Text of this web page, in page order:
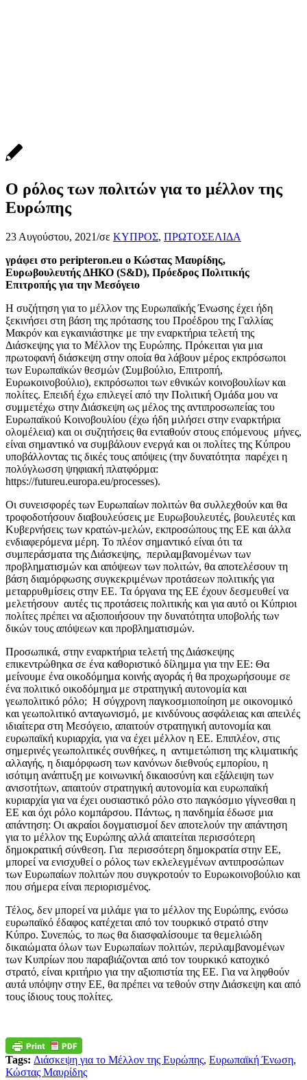
Ο ρόλος των πολιτών για το μέλλον της
Ευρώπης
23 Αυγούστου, 2021/σε ΚΥΠΡΟΣ, ΠΡΩΤΟΣΕΛΙΔΑ
γράφει στο peripteron.eu ο Κώστας Μαυρίδης,
Ευρωβουλευτής ΔΗΚΟ (S&D), Πρόεδρος Πολιτικής
Επιτροπής για την Μεσόγειο
Η συζήτηση για το μέλλον της Ευρωπαϊκής Ένωσης έχει ήδη
ξεκινήσει στη βάση της πρότασης του Προέδρου της Γαλλίας
Μακρόν και εγκαινιάστηκε με την εναρκτήρια τελετή της
Διάσκεψης για το Μέλλον της Ευρώπης. Πρόκειται για μια
πρωτοφανή διάσκεψη στην οποία θα λάβουν μέρος εκπρόσωποι
των Ευρωπαϊκών θεσμών (Συμβούλιο, Επιτροπή,
Ευρωκοινοβούλιο), εκπρόσωποι των εθνικών κοινοβουλίων και
πολίτες. Επειδή έχω επιλεγεί από την Πολιτική Ομάδα μου να
συμμετέχω στην Διάσκεψη ως μέλος της αντιπροσωπείας του
Ευρωπαϊκού Κοινοβουλίου (έχω ήδη μιλήσει στην εναρκτήρια
ολομέλεια) και οι συζητήσεις θα ενταθούν στους επόμενους μήνες,
είναι σημαντικό να συμβάλουν ενεργά και οι πολίτες της Κύπρου
υποβάλλοντας τις δικές τους απόψεις (την δυνατότητα παρέχει η
πολύγλωσση ψηφιακή πλατφόρμα:
https://futureu.europa.eu/processes).
Οι συνεισφορές των Ευρωπαίων πολιτών θα συλλεχθούν και θα
τροφοδοτήσουν διαβουλεύσεις με Ευρωβουλευτές, βουλευτές και
Κυβερνήσεις των κρατών-μελών, εκπροσώπους της ΕΕ και άλλα
ενδιαφερόμενα μέρη. Το πλέον σημαντικό είναι ότι τα
συμπεράσματα της Διάσκεψης, περιλαμβανομένων των
προβληματισμών και απόψεων των πολιτών, θα αποτελέσουν τη
βάση διαμόρφωσης συγκεκριμένων προτάσεων πολιτικής για
μεταρρυθμίσεις στην ΕΕ. Τα όργανα της ΕΕ έχουν δεσμευθεί να
μελετήσουν αυτές τις προτάσεις πολιτικής και για αυτό οι Κύπριοι
πολίτες πρέπει να αξιοποιήσουν την δυνατότητα υποβολής των
δικών τους απόψεων και προβληματισμών.
Προσωπικά, στην εναρκτήρια τελετή της Διάσκεψης
επικεντρώθηκα σε ένα καθοριστικό δίλημμα για την ΕΕ: Θα
μείνουμε ένα οικοδόμημα κοινής αγοράς ή θα προχωρήσουμε σε
ένα πολιτικό οικοδόμημα με στρατηγική αυτονομία και
γεωπολιτικό ρόλο; Η σύγχρονη παγκοσμιοποίηση με οικονομικό
και γεωπολιτικό ανταγωνισμό, με κινδύνους ασφάλειας και απειλές
ιδιαίτερα στη Μεσόγειο, απαιτούν στρατηγική αυτονομία και
ευρωπαϊκή κυριαρχία, για να έχει μέλλον η ΕΕ. Επιπλέον, στις
σημερινές γεωπολιτικές συνθήκες, η αντιμετώπιση της κλιματικής
αλλαγής, η διαμόρφωση των κανόνων διεθνούς εμπορίου, η
ισότιμη ανάπτυξη με κοινωνική δικαιοσύνη και εξάλειψη των
ανισοτήτων, απαιτούν στρατηγική αυτονομία και ευρωπαϊκή
κυριαρχία για να έχει ουσιαστικό ρόλο στο παγκόσμιο γίγνεσθαι η
ΕΕ και όχι ρόλο κομπάρσου. Πάντως, η πανδημία έδωσε μια
απάντηση: Oι ακραίοι δογματισμοί δεν αποτελούν την απάντηση
για το μέλλον της Ευρώπης αλλά απαιτείται περισσότερη
δημοκρατική σύνθεση. Για περισσότερη δημοκρατία στην ΕΕ,
μπορεί να ενισχυθεί ο ρόλος των εκλελεγμένων αντιπροσώπων
των Ευρωπαίων πολιτών που συγκροτούν το Ευρωκοινοβούλιο και
που σήμερα είναι περιορισμένος.
Τέλος, δεν μπορεί να μιλάμε για το μέλλον της Ευρώπης, ενόσω
ευρωπαϊκό έδαφος κατέχεται από τον τουρκικό στρατό στην
Κύπρο. Συνεπώς, το πως θα διασφαλίσουμε τα θεμελιώδη
δικαιώματα όλων των Ευρωπαίων πολιτών, περιλαμβανομένων
των Κυπρίων που παραβιάζονται από τον τουρκικό κατοχικό
στρατό, είναι κριτήριο για την αξιοπιστία της ΕΕ. Για να ληφθούν
αυτά υπόψην στην ΕΕ, θα πρέπει να τεθούν στην Διάσκεψη και από
τους ίδιους τους πολίτες.
Tags: Διάσκεψη για το Μέλλον της Ευρώπης, Ευρωπαϊκή Ένωση,
Κώστας Μαυρίδης